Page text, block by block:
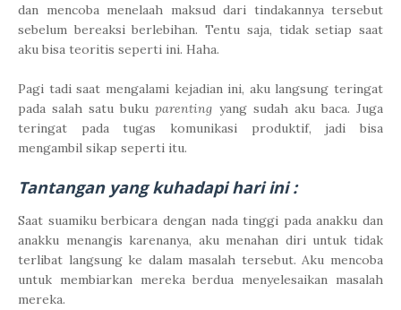
dan mencoba menelaah maksud dari tindakannya tersebut
sebelum bereaksi berlebihan. Tentu saja, tidak setiap saat
aku bisa teoritis seperti ini. Haha.
Pagi tadi saat mengalami kejadian ini, aku langsung teringat
pada salah satu bukuparenting yang sudah aku baca. Juga
teringat pada tugas komunikasi produktif, jadi bisa
mengambil sikap seperti itu.
Tantangan yang kuhadapi hari ini :
Saat suamiku berbicara dengan nada tinggi pada anakku dan
anakku menangis karenanya, aku menahan diri untuk tidak
terlibat langsung ke dalam masalah tersebut. Aku mencoba
untuk membiarkan mereka berdua menyelesaikan masalah
mereka.